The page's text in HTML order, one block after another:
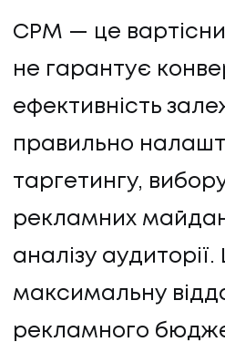
CPM — це
не гарантує
ефективність
правильно
таргетингу,
рекламних
аналізу
максимальну
рекламного